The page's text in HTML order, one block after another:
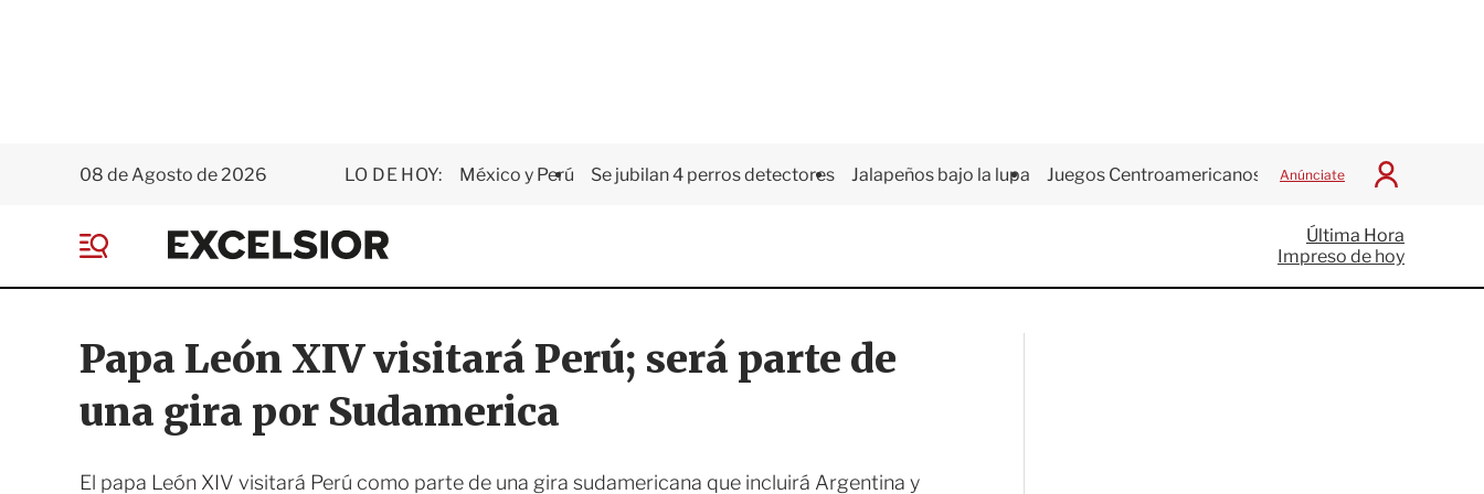
08 de Agosto de 2026 LO DE HOY: México y Perú Se jubilan 4 perros detectores Jalapeños bajo la lupa Juegos Centroamericanos Anúnciate
I
c
i
a
E
x
e
i
o
r
e
Última Hora
Impreso de hoy
Papa León XIV visitará Perú; será parte de
una gira por Sudamerica
El papa León XIV visitará Perú como parte de una gira sudamericana que incluirá Argentina y